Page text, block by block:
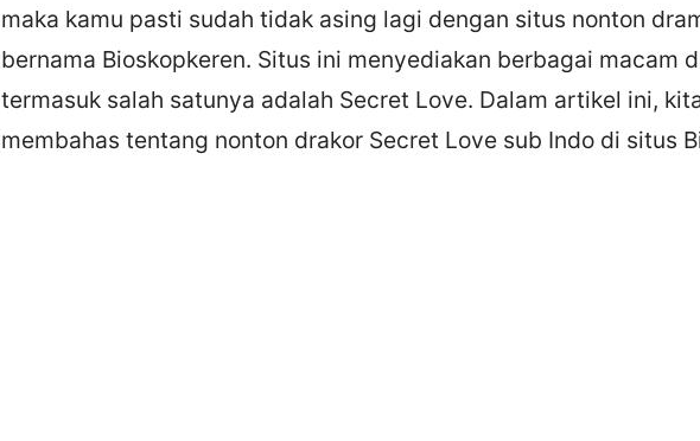
maka kamu pasti sudah tidak asing lagi dengan situs nonton
bernama Bioskopkeren. Situs ini menyediakan berbagai macam
termasuk salah satunya adalah Secret Love. Dalam artikel ini,
membahas tentang nonton drakor Secret Love sub Indo di situs